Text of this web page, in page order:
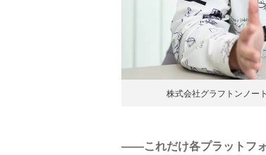
株式会社グラフトンノ
――これだけ各プラットフ